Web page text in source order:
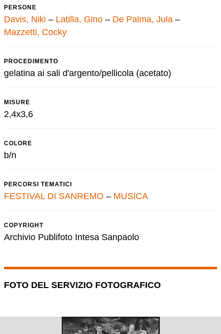
PERSONE
Davis, Niki – Latilla, Gino – De Palma, Jula –
Mazzetti, Cocky
PROCEDIMENTO
gelatina ai sali d'argento/pellicola (acetato)
MISURE
2,4x3,6
COLORE
b/n
PERCORSI TEMATICI
FESTIVAL DI SANREMO – MUSICA
COPYRIGHT
Archivio Publifoto Intesa Sanpaolo
FOTO DEL SERVIZIO FOTOGRAFICO